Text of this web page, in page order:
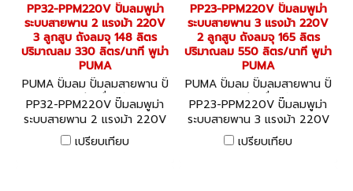
PP32-PPM220V ปั๊มลมพูม่า
ระบบสายพาน 2 แรงม้า 220V
3 ลูกสูบ ถังลมจุ 148 ลิตร
ปริมาณลม 330 ลิตร/นาที พูม่า
PUMA
PUMA ปั๊มลม ปั๊มลมสายพาน ปั๊
มลมออยล์ฟรี เครื่องอัดลม PP
32-PPM220V
PP32-PPM220V ปั๊มลมพูม่า
ระบบสายพาน 2 แรงม้า 220V
3 ลูกสูบ ถังลมจุ 148 ลิตร
ปริมาณลม 330 ลิตร/นาที พูม่า
เปรียบเทียบ
PP23-PPM220V ปั๊มลมพูม่า
ระบบสายพาน 3 แรงม้า 220V
2 ลูกสูบ ถังลมจุ 165 ลิตร
ปริมาณลม 550 ลิตร/นาที พูม่า
PUMA
PUMA ปั๊มลม ปั๊มลมสายพาน ปั๊
มลมออยล์ฟรี เครื่องอัดลม PP
23-PPM220V
PP23-PPM220V ปั๊มลมพูม่า
ระบบสายพาน 3 แรงม้า 220V
2 ลูกสูบ ถังลมจุ 165 ลิตร
ปริมาณลม 550 ลิตร/นาที พูม่า
เปรียบเทียบ